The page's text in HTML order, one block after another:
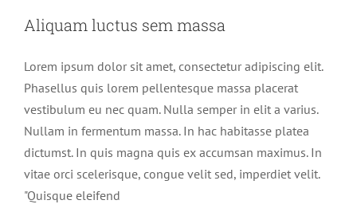
Aliquam luctus sem massa
Lorem ipsum dolor sit amet, consectetur adipiscing elit.
Phasellus quis lorem pellentesque massa placerat
vestibulum eu nec quam. Nulla semper in elit a varius.
Nullam in fermentum massa. In hac habitasse platea
dictumst. In quis magna quis ex accumsan maximus. In
vitae orci scelerisque, congue velit sed, imperdiet velit.
"Quisque eleifend